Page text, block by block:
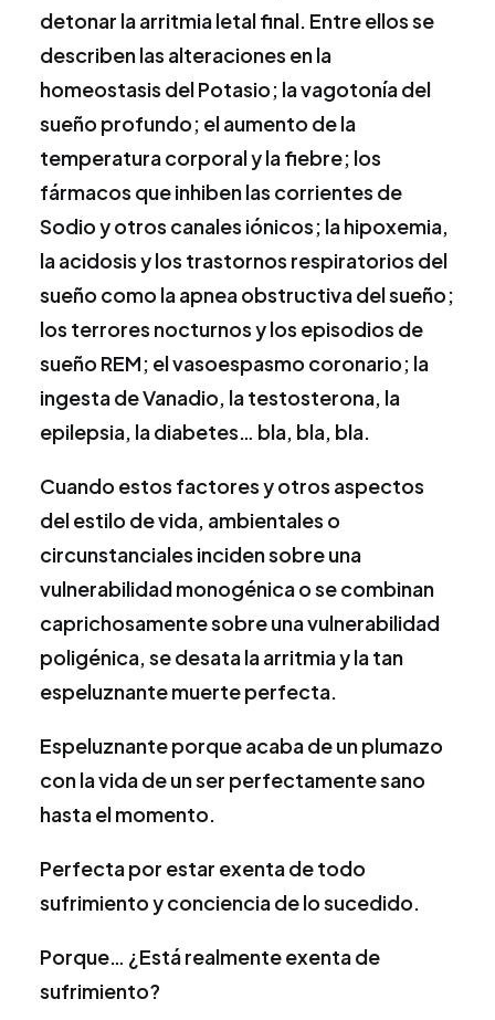
detonar la arritmia letal final. Entre ellos se
describen las alteraciones en la
homeostasis del Potasio; la vagotonía del
sueño profundo; el aumento de la
temperatura corporal y la fiebre; los
fármacos que inhiben las corrientes de
Sodio y otros canales iónicos; la hipoxemia,
la acidosis y los trastornos respiratorios del
sueño como la apnea obstructiva del sueño;
los terrores nocturnos y los episodios de
sueño REM; el vasoespasmo coronario; la
ingesta de Vanadio, la testosterona, la
epilepsia, la diabetes… bla, bla, bla.
Cuando estos factores y otros aspectos
del estilo de vida, ambientales o
circunstanciales inciden sobre una
vulnerabilidad monogénica o se combinan
caprichosamente sobre una vulnerabilidad
poligénica, se desata la arritmia y la tan
espeluznante muerte perfecta.
Espeluznante porque acaba de un plumazo
con la vida de un ser perfectamente sano
hasta el momento.
Perfecta por estar exenta de todo
sufrimiento y conciencia de lo sucedido.
Porque… ¿Está realmente exenta de
sufrimiento?